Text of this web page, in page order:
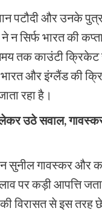
पटौदी और उनके
ने न सिर्फ भारत की
तक काउंटी क्रिकेट
और इंग्लैंड की
रहा है।
लेकर उठे सवाल,
सुनील गावस्कर और
पर कड़ी आपत्ति
विरासत से इस तरह